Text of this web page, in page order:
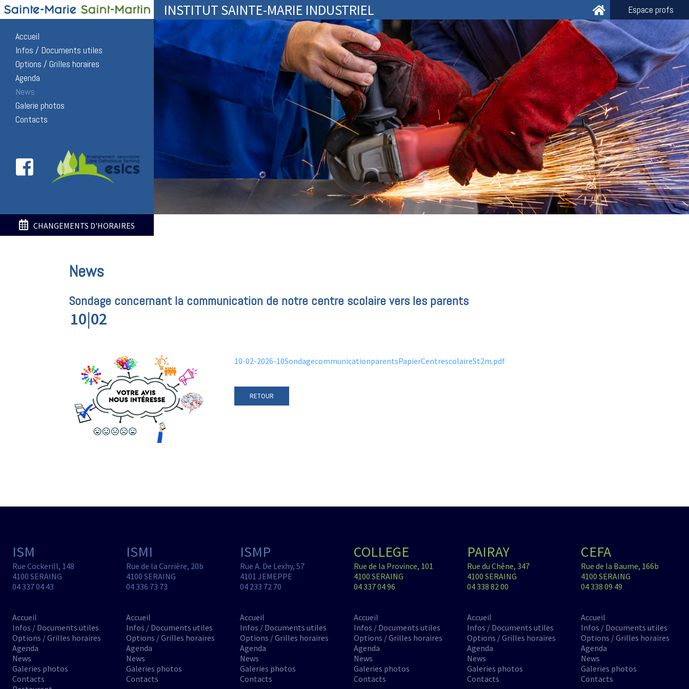
Accueil
Infos / Documents utiles
Options / Grilles horaires
Agenda
News
Galerie photos
Contacts
INSTITUT SAINTE-MARIE INDUSTRIEL Espace profs
CHANGEMENTS D'HORAIRES
News
Sondage concernant la communication de notre centre scolaire vers les parents
10|02
10-02-2026-10SondagecommunicationparentsPapierCentrescolaireSt2m.pdf
RETOUR
ISM
Rue Cockerill, 148
4100 SERAING
04 337 04 43
Accueil
Infos / Documents utiles
Options / Grilles horaires
Agenda
News
Galeries photos
Contacts
ISMI
Rue de la Carrière, 20b
4100 SERAING
04 336 73 73
Accueil
Infos / Documents utiles
Options / Grilles horaires
Agenda
News
Galeries photos
Contacts
ISMP
Rue A. De Lexhy, 57
4101 JEMEPPE
04 233 72 70
Accueil
Infos / Documents utiles
Options / Grilles horaires
Agenda
News
Galeries photos
Contacts
COLLEGE
Rue de la Province, 101
4100 SERAING
04 337 04 96
Accueil
Infos / Documents utiles
Options / Grilles horaires
Agenda
News
Galeries photos
Contacts
PAIRAY
Rue du Chêne, 347
4100 SERAING
04 338 82 00
Accueil
Infos / Documents utiles
Options / Grilles horaires
Agenda
News
Galeries photos
Contacts
CEFA
Rue de la Baume, 166b
4100 SERAING
04 338 09 49
Accueil
Infos / Documents utiles
Options / Grilles horaires
Agenda
News
Galeries photos
Contacts